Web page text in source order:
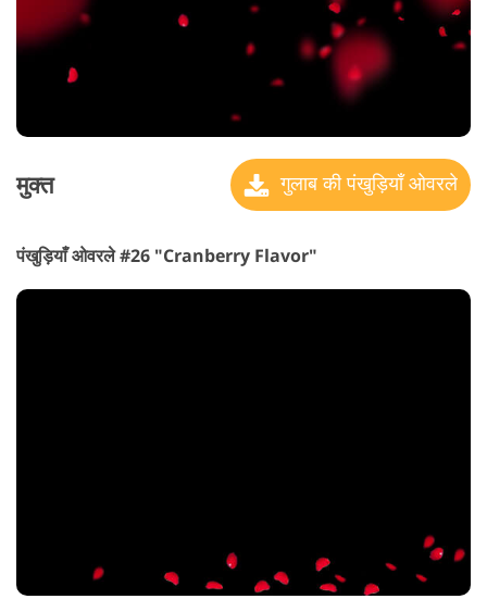
मुक्त गुलाब की पंखुड़ियाँ ओवरले
पंखुड़ियाँ ओवरले #26 "Cranberry Flavor"